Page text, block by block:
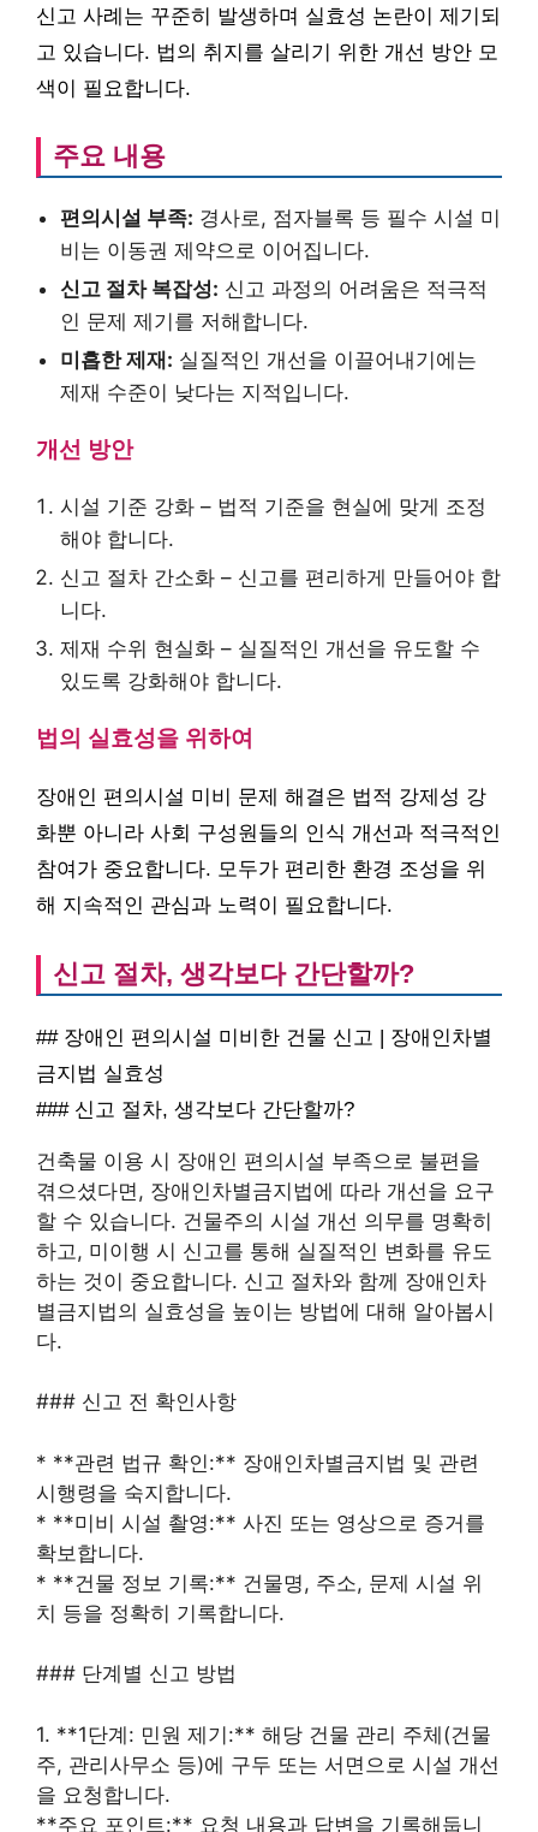
신고 사례는 꾸준히 발생하며 실효성 논란이 제기되
고 있습니다. 법의 취지를 살리기 위한 개선 방안 모
색이 필요합니다.
주요 내용
편의시설 부족: 경사로, 점자블록 등 필수 시설 미
비는 이동권 제약으로 이어집니다.
신고 절차 복잡성: 신고 과정의 어려움은 적극적
인 문제 제기를 저해합니다.
미흡한 제재: 실질적인 개선을 이끌어내기에는
제재 수준이 낮다는 지적입니다.
개선 방안
시설 기준 강화 – 법적 기준을 현실에 맞게 조정
해야 합니다.
신고 절차 간소화 – 신고를 편리하게 만들어야 합
니다.
제재 수위 현실화 – 실질적인 개선을 유도할 수
있도록 강화해야 합니다.
법의 실효성을 위하여
장애인 편의시설 미비 문제 해결은 법적 강제성 강
화뿐 아니라 사회 구성원들의 인식 개선과 적극적인
참여가 중요합니다. 모두가 편리한 환경 조성을 위
해 지속적인 관심과 노력이 필요합니다.
신고 절차, 생각보다 간단할까?
## 장애인 편의시설 미비한 건물 신고 | 장애인차별
금지법 실효성
### 신고 절차, 생각보다 간단할까?
건축물 이용 시 장애인 편의시설 부족으로 불편을
겪으셨다면, 장애인차별금지법에 따라 개선을 요구
할 수 있습니다. 건물주의 시설 개선 의무를 명확히
하고, 미이행 시 신고를 통해 실질적인 변화를 유도
하는 것이 중요합니다. 신고 절차와 함께 장애인차
별금지법의 실효성을 높이는 방법에 대해 알아봅시
다.
### 신고 전 확인사항
* **관련 법규 확인:** 장애인차별금지법 및 관련
시행령을 숙지합니다.
* **미비 시설 촬영:** 사진 또는 영상으로 증거를
확보합니다.
* **건물 정보 기록:** 건물명, 주소, 문제 시설 위
치 등을 정확히 기록합니다.
### 단계별 신고 방법
1. **1단계: 민원 제기:** 해당 건물 관리 주체(건물
주, 관리사무소 등)에 구두 또는 서면으로 시설 개선
을 요청합니다.
**주요 포인트:** 요청 내용과 답변을 기록해둡니